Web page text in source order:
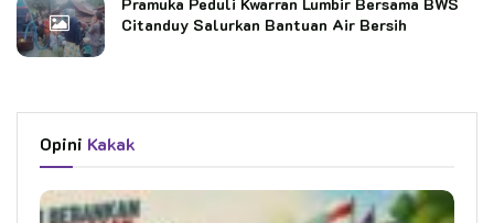
Pramuka Peduli Kwarran Lumbir Bersama BWS
Citanduy Salurkan Bantuan Air Bersih
Opini Kakak